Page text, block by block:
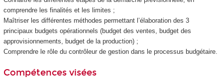
comprendre les finalités et les limites ;
Maîtriser les différentes méthodes permettant l’élaboration des 3
principaux budgets opérationnels (budget des ventes, budget des
approvisionnements, budget de la production) ;
Comprendre le rôle du contrôleur de gestion dans le processus budgétaire.
Compétences visées